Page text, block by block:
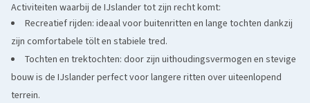
Activiteiten waarbij de IJslander tot zijn recht komt:
Recreatief rijden: ideaal voor buitenritten en lange tochten dankzij
zijn comfortabele tölt en stabiele tred.
Tochten en trektochten: door zijn uithoudingsvermogen en stevige
bouw is de IJslander perfect voor langere ritten over uiteenlopend
terrein.